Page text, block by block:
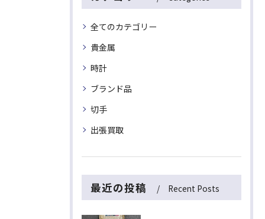
全てのカテゴリー
貴金属
時計
ブランド品
切手
出張買取
最近の投稿 Recent Posts